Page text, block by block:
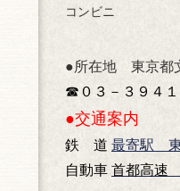
コンビニ
●所在地 東京都
☎０３－３９４１
●交通案内
鉄 道 最寄駅
自動車 首都高速